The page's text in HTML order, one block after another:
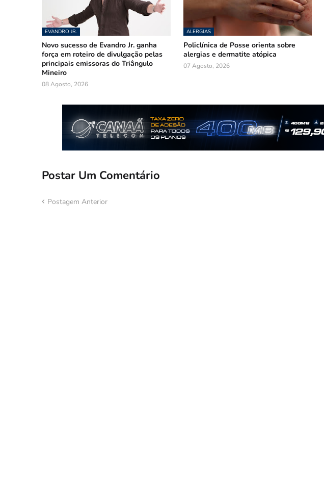
EVANDRO JR.
Novo sucesso de Evandro Jr. ganha
força em roteiro de divulgação pelas
principais emissoras do Triângulo
Mineiro
08 Agosto, 2026
ALERGIAS
Policlínica de Posse orienta sobre
alergias e dermatite atópica
07 Agosto, 2026
Postar Um Comentário
Postagem Anterior